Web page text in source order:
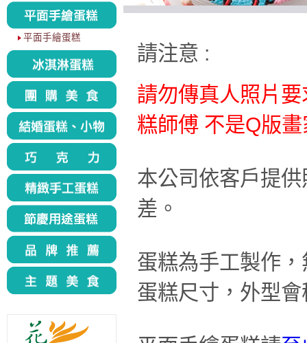
平面手繪蛋糕
請注意 :
請勿傳真人照片
糕師傅 不是Q版
本公司依客戶提
差。
蛋糕為手工製作
蛋糕尺寸，外型